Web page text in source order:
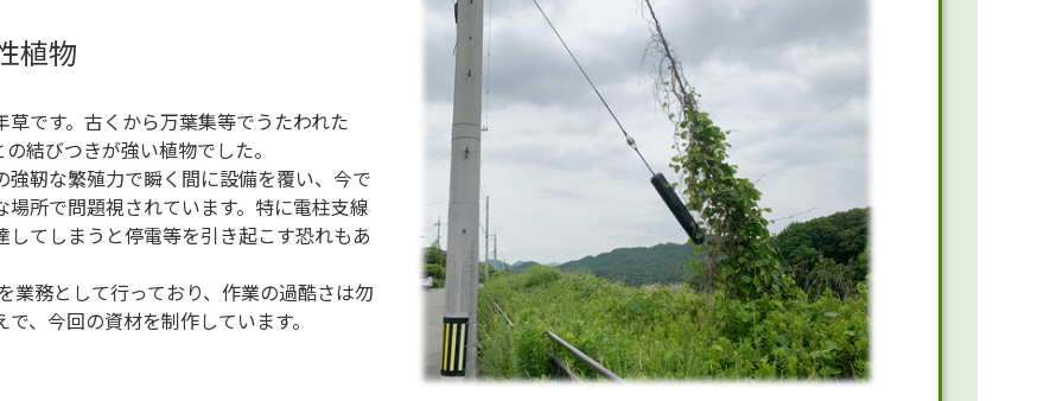
植物
です。古くから万葉集等でうたわれた
結びつきが強い植物でした。
靭な繁殖力で瞬く間に設備を覆い、今で
所で問題視されています。特に電柱支線
てしまうと停電等を引き起こす恐れもあ
業務として行っており、作業の過酷さは勿
、今回の資材を制作しています。